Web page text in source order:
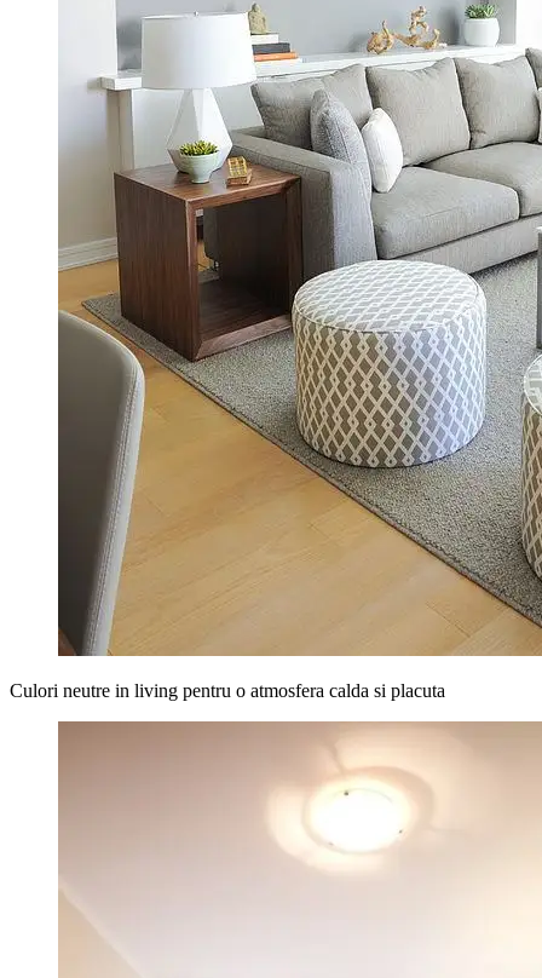
Culori neutre in living pentru o atmosfera calda si placuta